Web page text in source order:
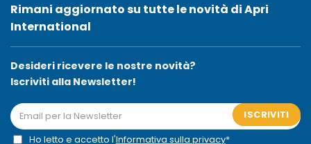
Rimani aggiornato su tutte le novità di Apri
International
Desideri ricevere le nostre novità?
Iscriviti alla Newsletter!
ISCRIVITI
Ho letto e accetto l'Informativa sulla privacy*